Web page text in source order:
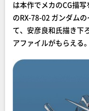
は本作でメカのCG描
のRX-78-02 ガンダム
て、安彦良和氏描き下
アファイルがもらえる。